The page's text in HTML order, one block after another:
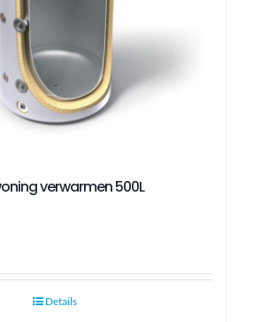
verwarmen 500L
Details